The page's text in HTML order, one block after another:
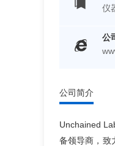
仪
公
公司简介
Unchained
备领导商，致